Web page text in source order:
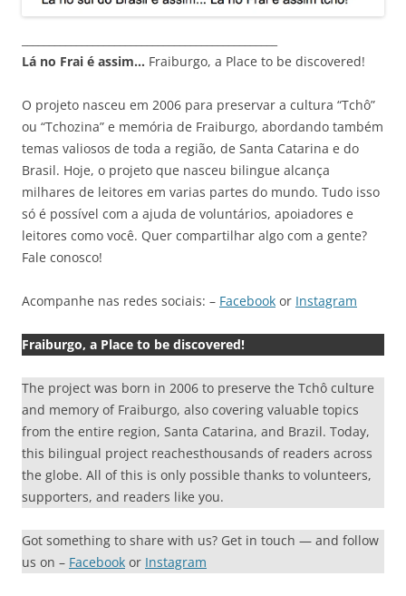
Lá no Frai é assim… Fraiburgo, a Place to be discovered!
O projeto nasceu em 2006 para preservar a cultura “Tchô”
ou “Tchozina” e memória de Fraiburgo, abordando também
temas valiosos de toda a região, de Santa Catarina e do
Brasil. Hoje, o projeto que nasceu bilingue alcança
milhares de leitores em varias partes do mundo. Tudo isso
só é possível com a ajuda de voluntários, apoiadores e
leitores como você. Quer compartilhar algo com a gente?
Fale conosco!
Acompanhe nas redes sociais: – Facebook or Instagram
Fraiburgo, a Place to be discovered!
The project was born in 2006 to preserve the Tchô culture
and memory of Fraiburgo, also covering valuable topics
from the entire region, Santa Catarina, and Brazil. Today,
this bilingual project reachesthousands of readers across
the globe. All of this is only possible thanks to volunteers,
supporters, and readers like you.
Got something to share with us? Get in touch — and follow
us on – Facebook or Instagram